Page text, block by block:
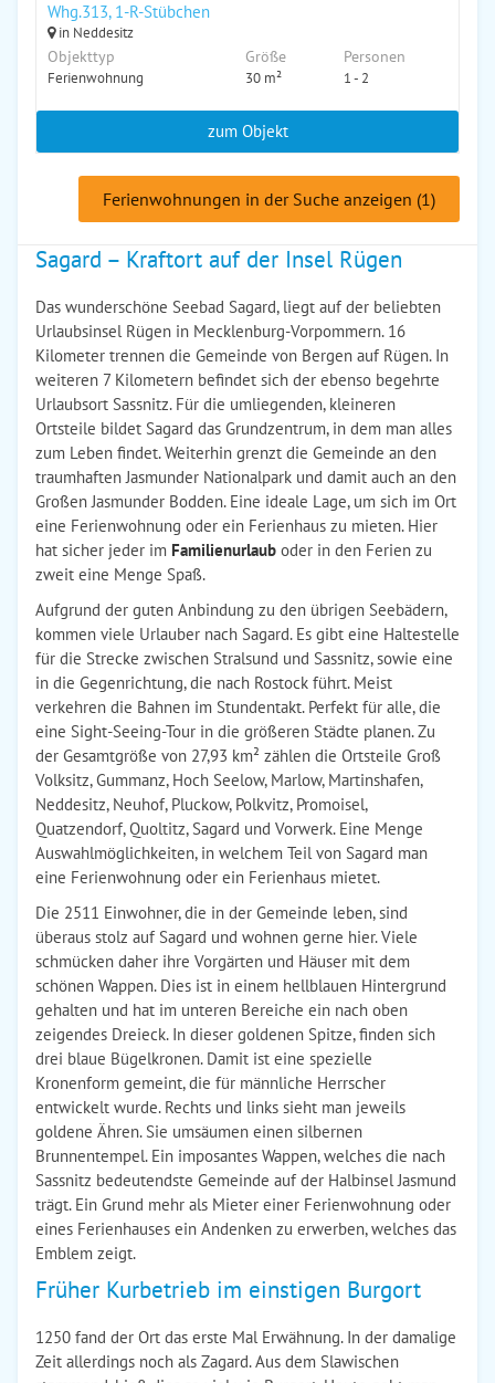
Whg.313, 1-R-Stübchen
in Neddesitz
Objekttyp
Ferienwohnung
Größe
30 m²
Personen
1 - 2
zum Objekt
Ferienwohnungen in der Suche anzeigen (1)
Sagard – Kraftort auf der Insel Rügen
Das wunderschöne Seebad Sagard, liegt auf der beliebten
Urlaubsinsel Rügen in Mecklenburg-Vorpommern. 16
Kilometer trennen die Gemeinde von Bergen auf Rügen. In
weiteren 7 Kilometern befindet sich der ebenso begehrte
Urlaubsort Sassnitz. Für die umliegenden, kleineren
Ortsteile bildet Sagard das Grundzentrum, in dem man alles
zum Leben findet. Weiterhin grenzt die Gemeinde an den
traumhaften Jasmunder Nationalpark und damit auch an den
Großen Jasmunder Bodden. Eine ideale Lage, um sich im Ort
eine Ferienwohnung oder ein Ferienhaus zu mieten. Hier
hat sicher jeder im Familienurlaub oder in den Ferien zu
zweit eine Menge Spaß.
Aufgrund der guten Anbindung zu den übrigen Seebädern,
kommen viele Urlauber nach Sagard. Es gibt eine Haltestelle
für die Strecke zwischen Stralsund und Sassnitz, sowie eine
in die Gegenrichtung, die nach Rostock führt. Meist
verkehren die Bahnen im Stundentakt. Perfekt für alle, die
eine Sight-Seeing-Tour in die größeren Städte planen. Zu
der Gesamtgröße von 27,93 km² zählen die Ortsteile Groß
Volksitz, Gummanz, Hoch Seelow, Marlow, Martinshafen,
Neddesitz, Neuhof, Pluckow, Polkvitz, Promoisel,
Quatzendorf, Quoltitz, Sagard und Vorwerk. Eine Menge
Auswahlmöglichkeiten, in welchem Teil von Sagard man
eine Ferienwohnung oder ein Ferienhaus mietet.
Die 2511 Einwohner, die in der Gemeinde leben, sind
überaus stolz auf Sagard und wohnen gerne hier. Viele
schmücken daher ihre Vorgärten und Häuser mit dem
schönen Wappen. Dies ist in einem hellblauen Hintergrund
gehalten und hat im unteren Bereiche ein nach oben
zeigendes Dreieck. In dieser goldenen Spitze, finden sich
drei blaue Bügelkronen. Damit ist eine spezielle
Kronenform gemeint, die für männliche Herrscher
entwickelt wurde. Rechts und links sieht man jeweils
goldene Ähren. Sie umsäumen einen silbernen
Brunnentempel. Ein imposantes Wappen, welches die nach
Sassnitz bedeutendste Gemeinde auf der Halbinsel Jasmund
trägt. Ein Grund mehr als Mieter einer Ferienwohnung oder
eines Ferienhauses ein Andenken zu erwerben, welches das
Emblem zeigt.
Früher Kurbetrieb im einstigen Burgort
1250 fand der Ort das erste Mal Erwähnung. In der damalige
Zeit allerdings noch als Zagard. Aus dem Slawischen